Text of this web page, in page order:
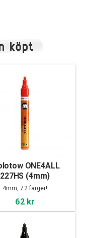
köpt
ONE4ALL
227HS (4mm)
4mm, 72 färger!
62 kr